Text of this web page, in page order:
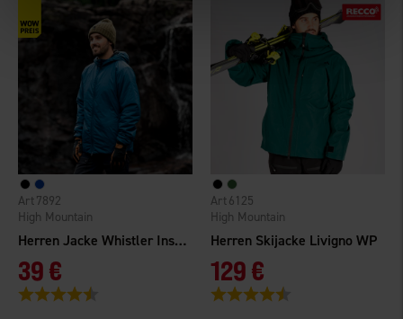
Herren Jacke Whistler Insulated
High Mountain
7892
39 €
Bewertung:
Herren Skijacke Livigno WP
High Mountain
6125
129 €
Bewertung: